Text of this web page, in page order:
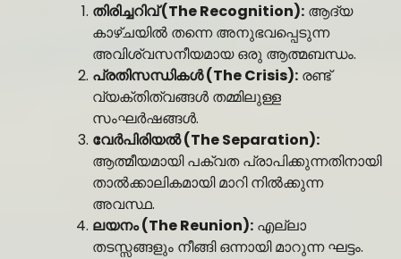
തിരിച്ചറിവ് (The Recognition): ആദ്യ
കാഴ്ചയിൽ തന്നെ അനുഭവപ്പെടുന്ന
അവിശ്വസനീയമായ ഒരു ആത്മബന്ധം.
പ്രതിസന്ധികൾ (The Crisis): രണ്ട്
വ്യക്തിത്വങ്ങൾ തമ്മിലുള്ള
സംഘർഷങ്ങൾ.
വേർപിരിയൽ (The Separation):
ആത്മീയമായി പക്വത പ്രാപിക്കുന്നതിനായി
താൽക്കാലികമായി മാറി നിൽക്കുന്ന
അവസ്ഥ.
ലയനം (The Reunion): എല്ലാ
തടസ്സങ്ങളും നീങ്ങി ഒന്നായി മാറുന്ന ഘട്ടം.